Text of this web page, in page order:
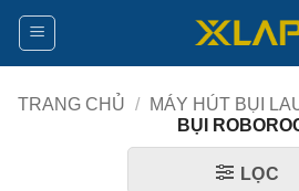
Bỏ
nội
dung
TRANG CHỦ / MÁY HÚT BỤI
BỤI
LỌC